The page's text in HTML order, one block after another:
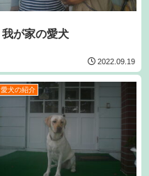
我が家の愛犬
2022.09.19
愛犬の紹介